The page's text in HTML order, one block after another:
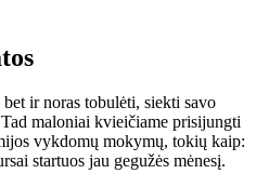
ir noras tobulėti, siekti savo
maloniai kvieičiame prisijungti
vykdomų mokymų, tokių kaip:
startuos jau gegužės mėnesį.